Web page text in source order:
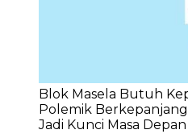
Blok Masela Butuh
Polemik
Jadi Kunci Masa